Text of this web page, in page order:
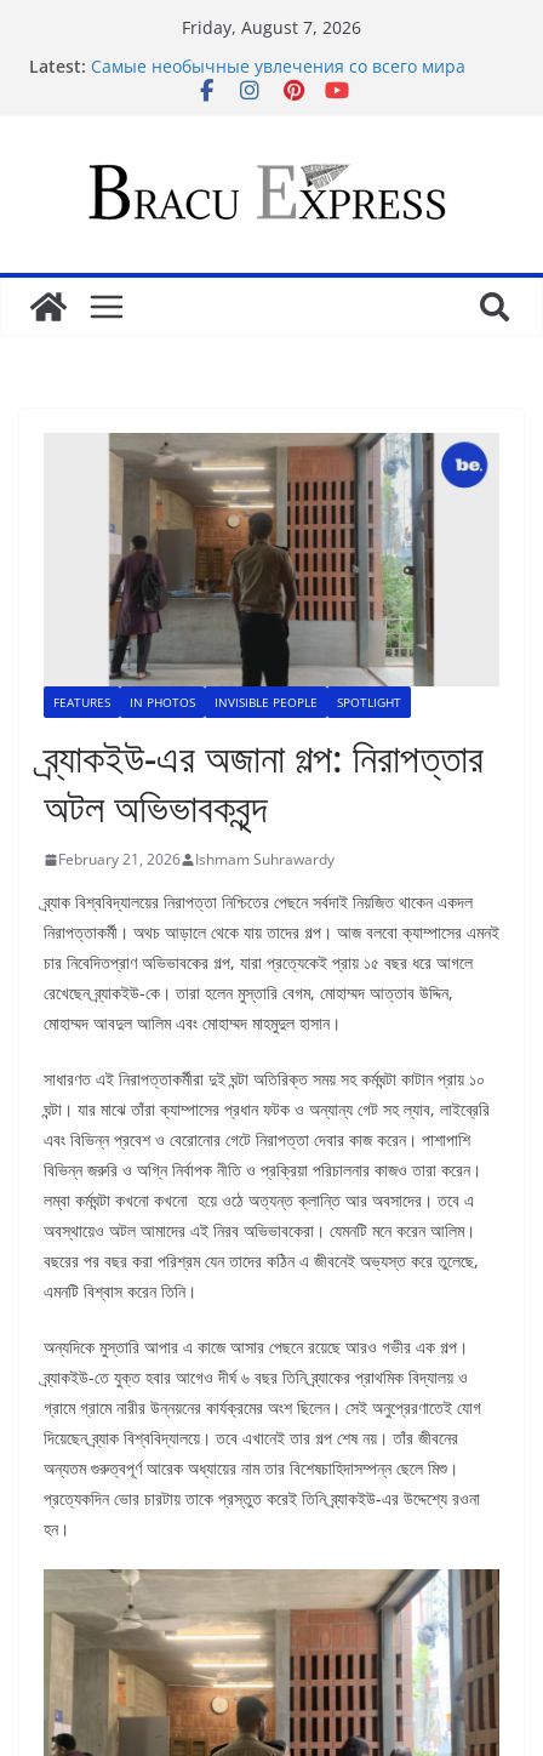
Friday, August 7, 2026
Latest: Самые необычные увлечения со всего мира
Рабочее зеркало оригинального веб-ресурса
disruptive risks
Sensible Medical insurance Preparations
Почему облачные игры оказываются
FEATURES IN PHOTOS INVISIBLE PEOPLE SPOTLIGHT
ব্র্যাকইউ-এর অজানা গল্প: নিরাপত্তার
অটল অভিভাবকবৃন্দ
February 21, 2026 Ishmam Suhrawardy
ব্র্যাক বিশ্ববিদ্যালয়ের নিরাপত্তা নিশ্চিতের পেছনে সর্বদাই নিয়জিত থাকেন একদল
নিরাপত্তাকর্মী। অথচ আড়ালে থেকে যায় তাদের গল্প। আজ বলবো ক্যাম্পাসের এমনই
চার নিবেদিতপ্রাণ অভিভাবকের গল্প, যারা প্রত্যেকেই প্রায় ১৫ বছর ধরে আগলে
রেখেছেন ব্র্যাকইউ-কে। তারা হলেন মুস্তারি বেগম, মোহাম্মদ আত্তাব উদ্দিন,
মোহাম্মদ আবদুল আলিম এবং মোহাম্মদ মাহমুদুল হাসান।
সাধারণত এই নিরাপত্তাকর্মীরা দুই ঘন্টা অতিরিক্ত সময় সহ কর্মঘন্টা কাটান প্রায় ১০
ঘন্টা। যার মাঝে তাঁরা ক্যাম্পাসের প্রধান ফটক ও অন্যান্য গেট সহ ল্যাব, লাইব্রেরি
এবং বিভিন্ন প্রবেশ ও বেরোনোর গেটে নিরাপত্তা দেবার কাজ করেন। পাশাপাশি
বিভিন্ন জরুরি ও অগ্নি নির্বাপক নীতি ও প্রক্রিয়া পরিচালনার কাজও তারা করেন।
লম্বা কর্মঘন্টা কখনো কখনো হয়ে ওঠে অত্যন্ত ক্লান্তি আর অবসাদের। তবে এ
অবস্থায়েও অটল আমাদের এই নিরব অভিভাবকেরা। যেমনটি মনে করেন আলিম।
বছরের পর বছর করা পরিশ্রম যেন তাদের কঠিন এ জীবনেই অভ্যস্ত করে তুলেছে,
এমনটি বিশ্বাস করেন তিনি।
অন্যদিকে মুস্তারি আপার এ কাজে আসার পেছনে রয়েছে আরও গভীর এক গল্প।
ব্র্যাকইউ-তে যুক্ত হবার আগেও দীর্ঘ ৬ বছর তিনি ব্র্যাকের প্রাথমিক বিদ্যালয় ও
গ্রামে গ্রামে নারীর উন্নয়নের কার্যক্রমের অংশ ছিলেন। সেই অনুপ্রেরণাতেই যোগ
দিয়েছেন ব্র্যাক বিশ্ববিদ্যালয়ে। তবে এখানেই তার গল্প শেষ নয়। তাঁর জীবনের
অন্যতম গুরুত্বপূর্ণ আরেক অধ্যায়ের নাম তার বিশেষচাহিদাসম্পন্ন ছেলে মিশু।
প্রত্যেকদিন ভোর চারটায় তাকে প্রস্তুত করেই তিনি ব্র্যাকইউ-এর উদ্দেশ্যে রওনা
হন।